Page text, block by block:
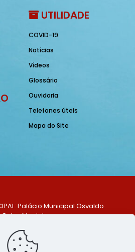
UTILIDADE
COVID-19
Notícias
Vídeos
Glossário
Ouvidoria
Telefones úteis
Mapa do Site
Palácio Municipal Osvaldo
Celso Maciel
do Una - PE. CEP: 553370-128
(81) 99548-1569